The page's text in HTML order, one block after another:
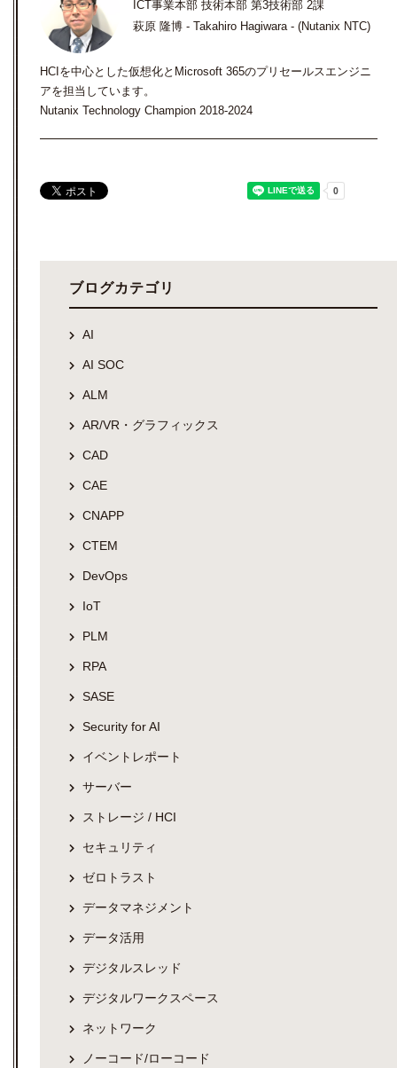
ICT事業本部 技術本部 第3技術部 2課
萩原 隆博 - Takahiro Hagiwara - (Nutanix NTC)
HCIを中心とした仮想化とMicrosoft 365のプリセールスエンジニ
アを担当しています。
Nutanix Technology Champion 2018-2024
ブログカテゴリ
AI
AI SOC
ALM
AR/VR・グラフィックス
CAD
CAE
CNAPP
CTEM
DevOps
IoT
PLM
RPA
SASE
Security for AI
イベントレポート
サーバー
ストレージ / HCI
セキュリティ
ゼロトラスト
データマネジメント
データ活用
デジタルスレッド
デジタルワークスペース
ネットワーク
ノーコード/ローコード